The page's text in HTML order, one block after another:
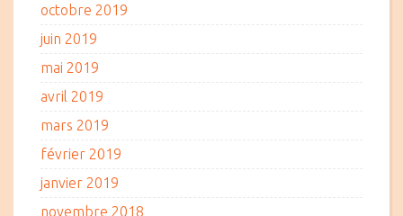
octobre 2019
juin 2019
mai 2019
avril 2019
mars 2019
février 2019
janvier 2019
novembre 2018